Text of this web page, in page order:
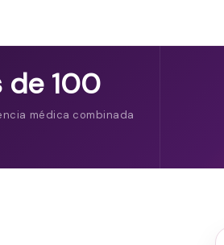
de 100
médica combinada